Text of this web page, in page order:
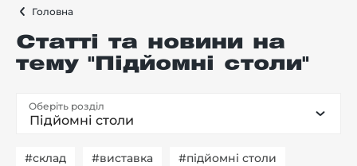
Головна
Статті та новини на
тему "Підйомні столи"
Оберіть розділ
Підйомні столи
#склад #виставка #підйомні столи